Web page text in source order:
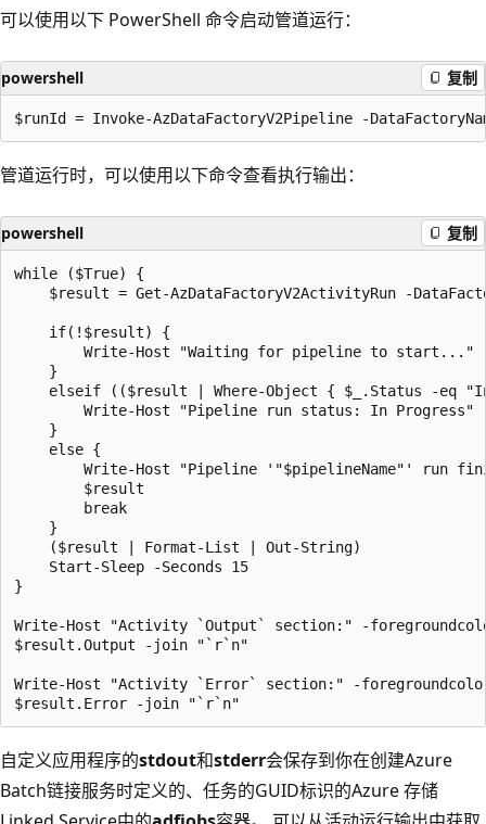
可以使用以下 PowerShell 命令启动管道运行：
powershell 复制
管道运行时，可以使用以下命令查看执行输出：
powershell 复制
while ($True) {
$result = Get-AzDataFactoryV2ActivityRun -
    if(!$result) {
Write-Host "Waiting for pipeline to start..."
    }
elseif (($result | Where-Object { $_.Status -eq
Write-Host "Pipeline run status: In Progress"
    }
    else {
Write-Host "Pipeline '"$pipelineName"' run
        $result
        break
    }
    ($result | Format-List | Out-String)
    Start-Sleep -Seconds 15
}
Write-Host "Activity `Output` section:" -
$result.Output -join "`r`n"
Write-Host "Activity `Error` section:" -
自定义应用程序的stdout和stderr会保存到你在创建Azure
Batch链接服务时定义的、任务的GUID标识的Azure 存储